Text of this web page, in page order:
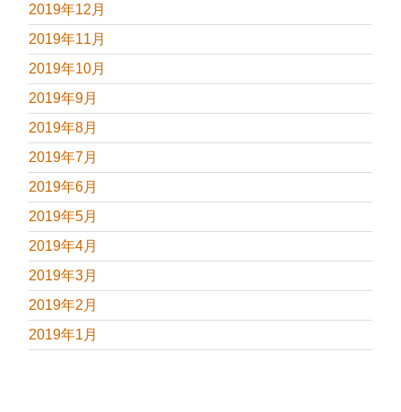
2019年12月
2019年11月
2019年10月
2019年9月
2019年8月
2019年7月
2019年6月
2019年5月
2019年4月
2019年3月
2019年2月
2019年1月